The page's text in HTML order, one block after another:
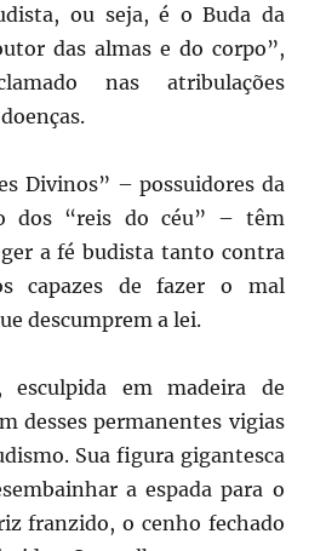
ou seja, é o Buda da
das almas e do corpo”,
nas atribulações
Divinos” – possuidores da
dos “reis do céu” – têm
a fé budista tanto contra
capazes de fazer o mal
descumprem a lei.
esculpida em madeira de
desses permanentes vigias
Sua figura gigantesca
a espada para o
franzido, o cenho fechado